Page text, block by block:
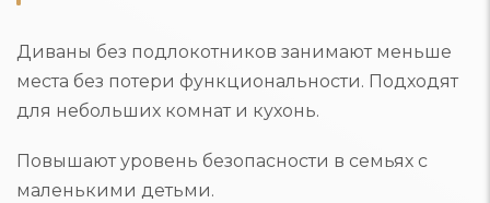
Диваны без подлокотников занимают меньше
места без потери функциональности. Подходят
для небольших комнат и кухонь.
Повышают уровень безопасности в семьях с
маленькими детьми.